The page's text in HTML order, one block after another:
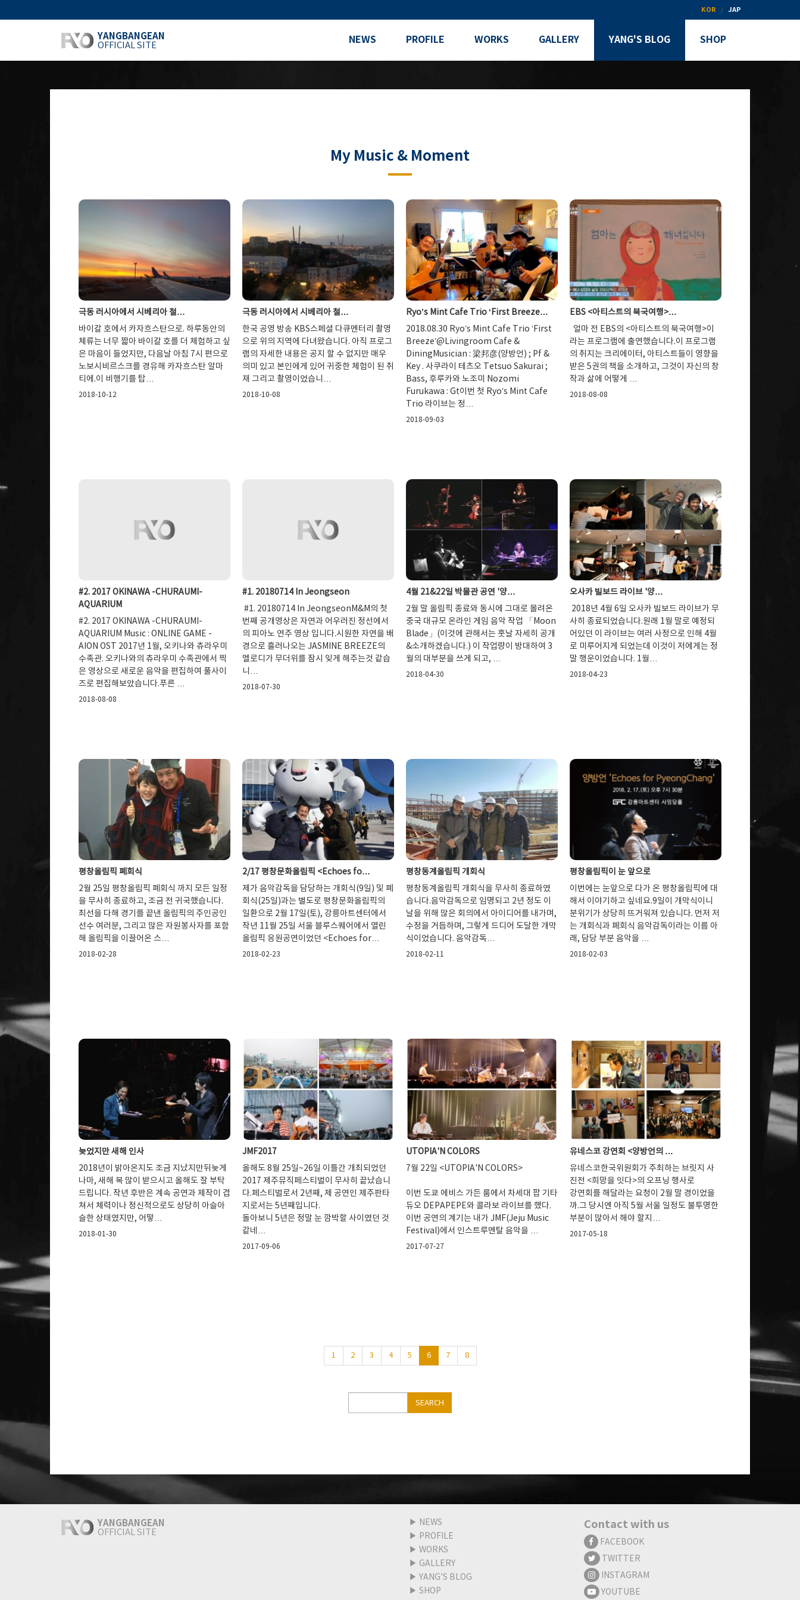
KOR JAP
YANGBANGEAN
OFFICIAL SITE NEWS PROFILE WORKS GALLERY YANG'S BLOG SHOP
My Music & Moment
극동 러시아에서 시베리아 철…
바이칼 호에서 카자흐스탄으로. 하루동안의
체류는 너무 짧아 바이칼 호를 더 체험하고 싶
은 마음이 들었지만, 다음날 아침 7시 편으로
노보시비르스크를 경유해 카자흐스탄 알마
티에.이 비행기를 탑…
2018-10-12
극동 러시아에서 시베리아 철…
한국 공영 방송 KBS스페셜 다큐멘터리 촬영
으로 위의 지역에 다녀왔습니다. 아직 프로그
램의 자세한 내용은 공지 할 수 없지만 매우
의미 있고 본인에게 있어 귀중한 체험이 된 취
재 그리고 촬영이었습니…
2018-10-08
Ryo’s Mint Cafe Trio ‘First Breeze…
2018.08.30 Ryo’s Mint Cafe Trio ‘First
Breeze’@Livingroom Cafe &
DiningMusician : 梁邦彦(양방언) ; Pf &
Key . 사쿠라이 테츠오 Tetsuo Sakurai ;
Bass, 후루카와 노조미 Nozomi
Furukawa : Gt이번 첫 Ryo’s Mint Cafe
Trio 라이브는 정…
2018-09-03
EBS <아티스트의 북국여행>…
얼마 전 EBS의 <아티스트의 북국여행>이
라는 프로그램에 출연했습니다.이 프로그램
의 취지는 크리에이터, 아티스트들이 영향을
받은 5권의 책을 소개하고, 그것이 자신의 창
작과 삶에 어떻게 …
2018-08-08
#2. 2017 OKINAWA -CHURAUMI-
AQUARIUM
#2. 2017 OKINAWA -CHURAUMI-
AQUARIUM Music : ONLINE GAME -
AION OST 2017년 1월, 오키나와 츄라우미
수족관. 오키나와의 츄라우미 수족관에서 찍
은 영상으로 새로운 음악을 편집하여 풀사이
즈로 편집해보았습니다.푸른 …
2018-08-08
#1. 20180714 In Jeongseon
#1. 20180714 In JeongseonM&M의 첫
번째 공개영상은 자연과 어우러진 정선에서
의 피아노 연주 영상 입니다.시원한 자연을 배
경으로 흘러나오는 JASMINE BREEZE의
멜로디가 무더위를 잠시 잊게 해주는것 같습
니…
2018-07-30
4월 21&22일 박물관 공연 '양…
2월 말 올림픽 종료와 동시에 그대로 몰려온
중국 대규모 온라인 게임 음악 작업 「Moon
Blade」(이것에 관해서는 훗날 자세히 공개
&소개하겠습니다.) 이 작업량이 방대하여 3
월의 대부분을 쓰게 되고, …
2018-04-30
오사카 빌보드 라이브 '양…
2018년 4월 6일 오사카 빌보드 라이브가 무
사히 종료되었습니다.원래 1월 말로 예정되
어있던 이 라이브는 여러 사정으로 인해 4월
로 미루어지게 되었는데 이것이 저에게는 정
말 행운이었습니다. 1월…
2018-04-23
평창올림픽 폐회식
2월 25일 평창올림픽 폐회식 까지 모든 일정
을 무사히 종료하고, 조금 전 귀국했습니다.
최선을 다해 경기를 끝낸 올림픽의 주인공인
선수 여러분, 그리고 많은 자원봉사자를 포함
해 올림픽을 이끌어온 스…
2018-02-28
2/17 평창문화올림픽 <Echoes fo…
제가 음악감독을 담당하는 개회식(9일) 및 폐
회식(25일)과는 별도로 평창문화올림픽의
일환으로 2월 17일(토), 강릉아트센터에서
작년 11월 25일 서울 블루스퀘어에서 열린
올림픽 응원공연이었던 <Echoes for…
2018-02-23
평창동계올림픽 개회식
평창동계올림픽 개회식을 무사히 종료하였
습니다.음악감독으로 임명되고 2년 정도 이
날을 위해 많은 회의에서 아이디어를 내가며,
수정을 거듭하며, 그렇게 드디어 도달한 개막
식이었습니다. 음악감독…
2018-02-11
평창올림픽이 눈 앞으로
이번에는 눈앞으로 다가 온 평창올림픽에 대
해서 이야기하고 싶네요.9일이 개막식이니
분위기가 상당히 뜨거워져 있습니다. 먼저 저
는 개회식과 폐회식 음악감독이라는 이름 아
래, 담당 부분 음악을 …
2018-02-03
늦었지만 새해 인사
2018년이 밝아온지도 조금 지났지만뒤늦게
나마, 새해 복 많이 받으시고 올해도 잘 부탁
드립니다. 작년 후반은 계속 공연과 제작이 겹
쳐서 체력이나 정신적으로도 상당히 아슬아
슬한 상태였지만, 어떻…
2018-01-30
JMF2017
올해도 8월 25일~26일 이틀간 개최되었던
2017 제주뮤직페스티벌이 무사히 끝났습니
다.페스티벌로서 2년째, 제 공연인 제주판타
지로서는 5년째입니다.
돌아보니 5년은 정말 눈 깜박할 사이였던 것
같네…
2017-09-06
UTOPIA'N COLORS
7월 22일 <UTOPIA'N COLORS>
이번 도쿄 에비스 가든 룸에서 차세대 팝 기타
듀오 DEPAPEPE와 콜라보 라이브를 했다.
이번 공연의 계기는 내가 JMF(Jeju Music
Festival)에서 인스트루멘탈 음악을 …
2017-07-27
유네스코 강연회 <양방언의 …
유네스코한국위원회가 주최하는 브릿지 사
진전 <희망을 잇다>의 오프닝 행사로
강연회를 해달라는 요청이 2월 말 경이었을
까.그 당시엔 아직 5월 서울 일정도 불투명한
부분이 많아서 해야 할지…
2017-05-18
1 2 3 4 5 6 7 8
SEARCH
YANGBANGEAN
OFFICIAL SITE
▶ NEWS
▶ PROFILE
▶ WORKS
▶ GALLERY
▶ YANG'S BLOG
▶ SHOP
Contact with us
FACEBOOK
TWITTER
INSTAGRAM
YOUTUBE